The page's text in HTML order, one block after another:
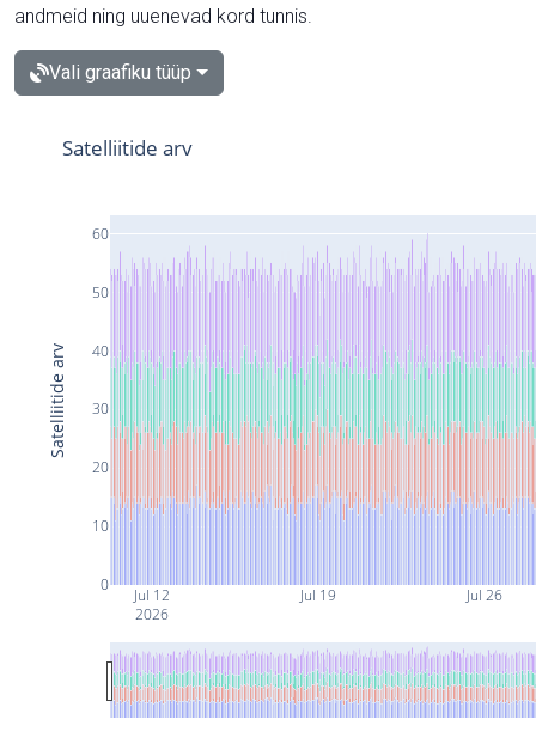
andmeid ning uuenevad kord tunnis.
Vali graafiku tüüp
Jul 12
2026
Jul 19 Jul 26
0
10
20
30
40
50
60
Satelliitide arv
Satelliitide arv